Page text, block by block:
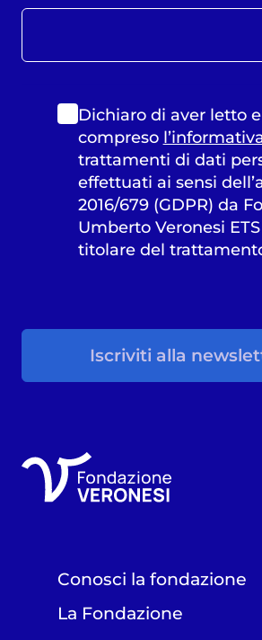
Dichiaro di aver letto e
compreso
trattamenti di dati
effettuati ai sensi
2016/679 (GDPR) da
Umberto Veronesi
titolare del
Iscriviti alla
Conosci la fondazione
La Fondazione